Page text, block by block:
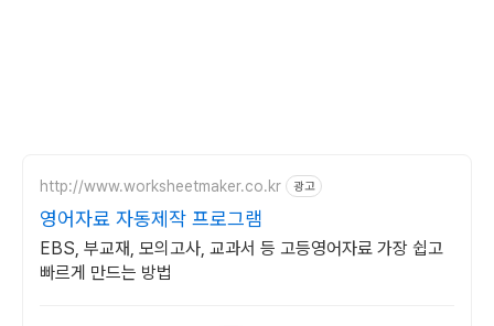
http://www.worksheetmaker.co.kr 광고
영어자료 자동제작 프로그램
EBS, 부교재, 모의고사, 교과서 등 고등영어자료 가장 쉽고
빠르게 만드는 방법